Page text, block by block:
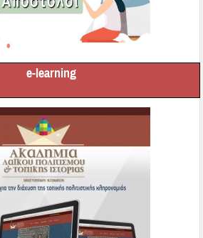
e-learning